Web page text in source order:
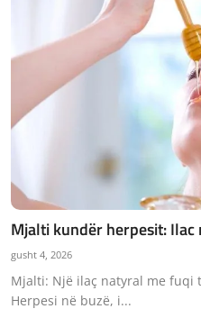
Mjalti kundër herpesit:
gusht 4, 2026
Mjalti: Një ilaç natyral me fuqi
Herpesi në buzë, i...